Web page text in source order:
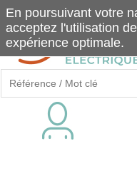
En poursuivant votre
acceptez l'utilisation
expérience